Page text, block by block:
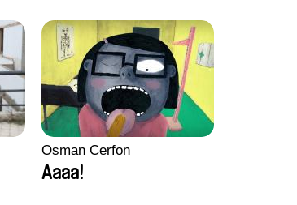
Osman Cerfon
Aaaa!